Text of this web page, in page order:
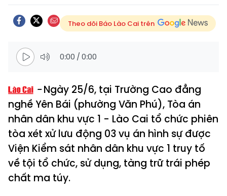
Theo dõi Báo Lào Cai trên
0:00 /0:00
Ngày 25/6, tại Trường Cao đẳng
nghề Yên Bái (phường Văn Phú), Tòa án
nhân dân khu vực 1 - Lào Cai tổ chức phiên
tòa xét xử lưu động 03 vụ án hình sự được
Viện Kiểm sát nhân dân khu vực 1 truy tố
về tội tổ chức, sử dụng, tàng trữ trái phép
chất ma túy.